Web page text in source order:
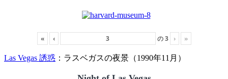
« ‹ の3 › »
Las Vegas 誘惑 ：ラスベガスの夜景（1990年11月）